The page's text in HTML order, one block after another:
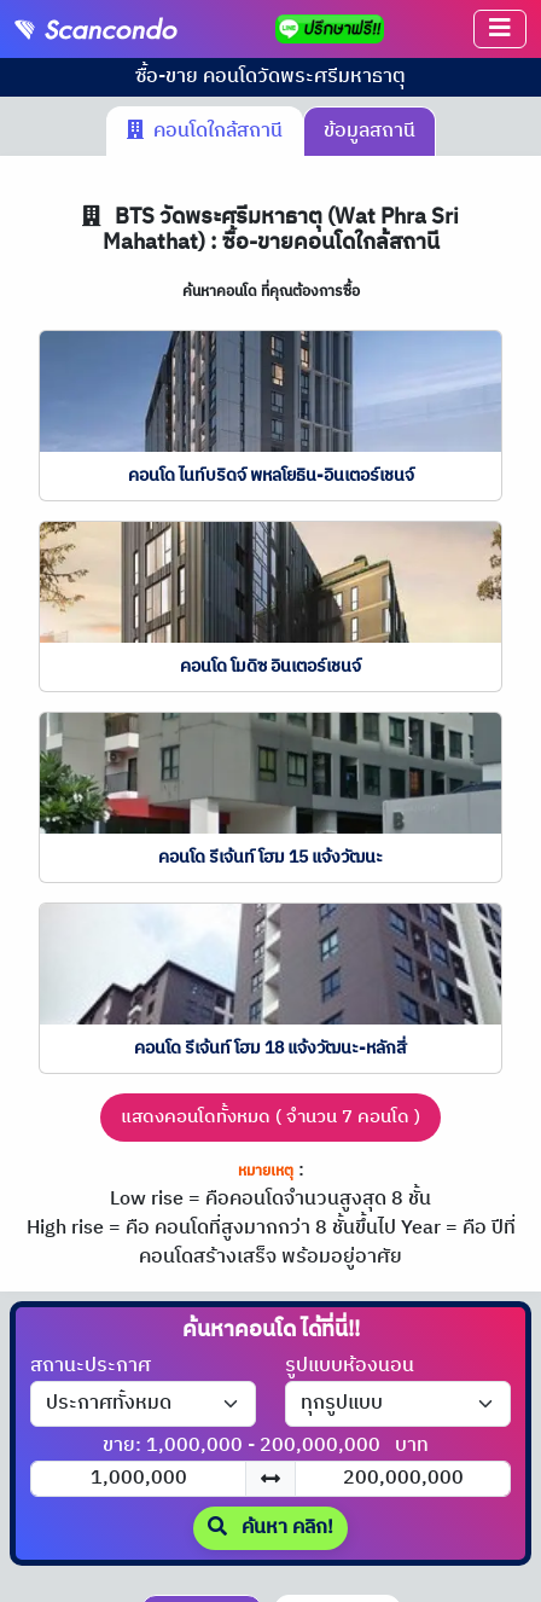
ซื้อ-ขาย คอนโดวัดพระศรีมหาธาตุ
คอนโดใกล้สถานี
ข้อมูลสถานี
BTSวัดพระศรีมหาธาตุ (Wat Phra Sri
Mahathat) : ซื้อ-ขายคอนโดใกล้สถานี
ค้นหาคอนโด ที่คุณต้องการซื้อ
คอนโด ไนท์บริดจ์ พหลโยธิน-อินเตอร์เชนจ์
คอนโด โมดิซ อินเตอร์เชนจ์
คอนโด รีเจ้นท์ โฮม 15 แจ้งวัฒนะ
คอนโด รีเจ้นท์ โฮม 18 แจ้งวัฒนะ-หลักสี่
แสดงคอนโดทั้งหมด ( จำนวน 7 คอนโด )
หมายเหตุ:
Low rise = คือคอนโดจำนวนสูงสุด 8 ชั้น
High rise = คือ คอนโดที่สูงมากกว่า 8 ชั้นขึ้นไปYear = คือ ปีที่
คอนโดสร้างเสร็จ พร้อมอยู่อาศัย
ค้นหาคอนโดได้ที่นี่!!
สถานะประกาศ รูปแบบห้องนอน
ขาย: 1,000,000 - 200,000,000 บาท
ค้นหา คลิก!